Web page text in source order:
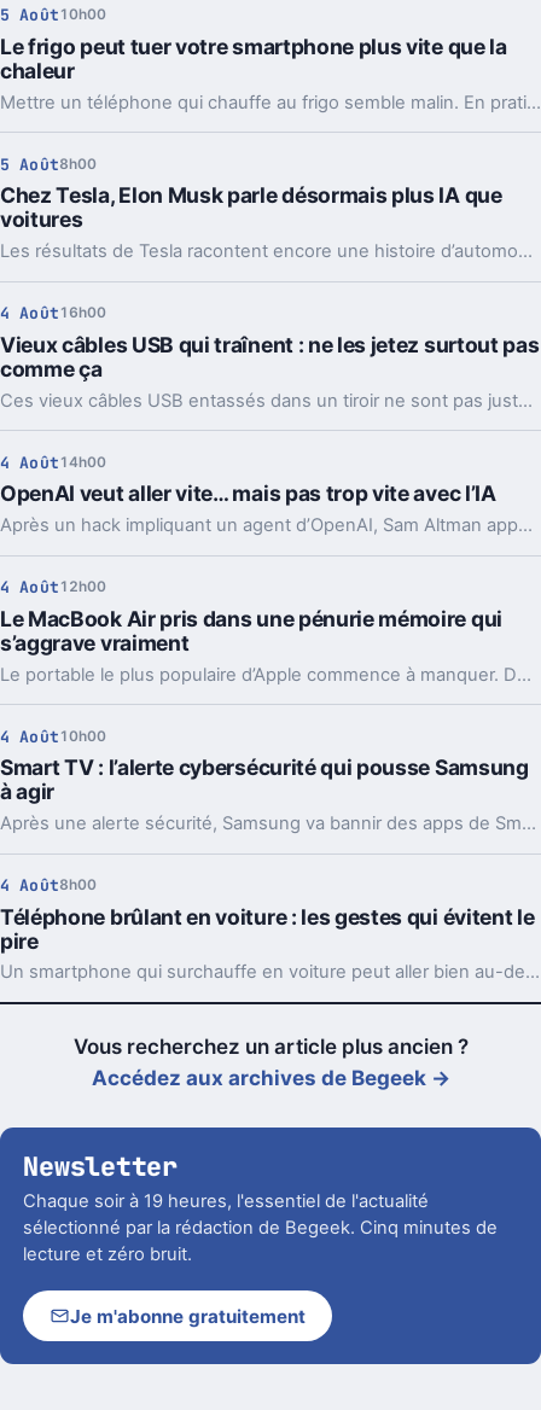
5 Août 10h00
Le frigo peut tuer votre smartphone plus vite que la
chaleur
Mettre un téléphone qui chauffe au frigo semble malin. En pratique, la condensation et le choc thermique peuvent l’abîmer bien plus vite.
5 Août8h00
Chez Tesla, Elon Musk parle désormais plus IA que
voitures
Les résultats de Tesla racontent encore une histoire d’automobile. Les prises de parole d’Elon Musk, elles, regardent de plus en plus vers l’IA et les robots.
4 Août 16h00
Vieux câbles USB qui traînent : ne les jetez surtout pas
comme ça
Ces vieux câbles USB entassés dans un tiroir ne sont pas juste du bazar. Les recycler, les donner ou en garder quelques-uns peut vraiment faire la différence.
4 Août 14h00
OpenAI veut aller vite… mais pas trop vite avec l’IA
Après un hack impliquant un agent d’OpenAI, Sam Altman appelle à ralentir le rythme de l’IA. Mais le vrai débat ne se limite pas à freiner.
4 Août 12h00
Le MacBook Air pris dans une pénurie mémoire qui
s’aggrave vraiment
Le portable le plus populaire d’Apple commence à manquer. Délais vers fin août, voire septembre, et Apple cherche déjà des parades côté mémoire.
4 Août 10h00
Smart TV : l’alerte cybersécurité qui pousse Samsung
à agir
Après une alerte sécurité, Samsung va bannir des apps de Smart TV capables de partager votre connexion avec des inconnus, en arrière-plan.
4 Août8h00
Téléphone brûlant en voiture : les gestes qui évitent le
pire
Un smartphone qui surchauffe en voiture peut aller bien au-delà du simple bug. Support, charge et soleil direct forment souvent le trio à éviter.
Vous recherchez un article plus ancien ?
Accédez aux archives de Begeek →
Newsletter
Chaque soir à 19 heures, l'essentiel de l'actualité
sélectionné par la rédaction de Begeek. Cinq minutes de
lecture et zéro bruit.
Je m'abonne gratuitement